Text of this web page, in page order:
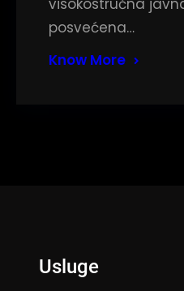
visokostručna
posvećena…
Know More
Usluge